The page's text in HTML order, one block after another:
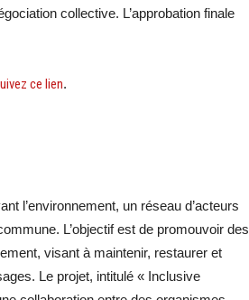
collective. L’approbation finale
ce lien.
l’environnement, un réseau d’acteurs
L’objectif est de promouvoir des
visant à maintenir, restaurer et
Le projet, intitulé « Inclusive